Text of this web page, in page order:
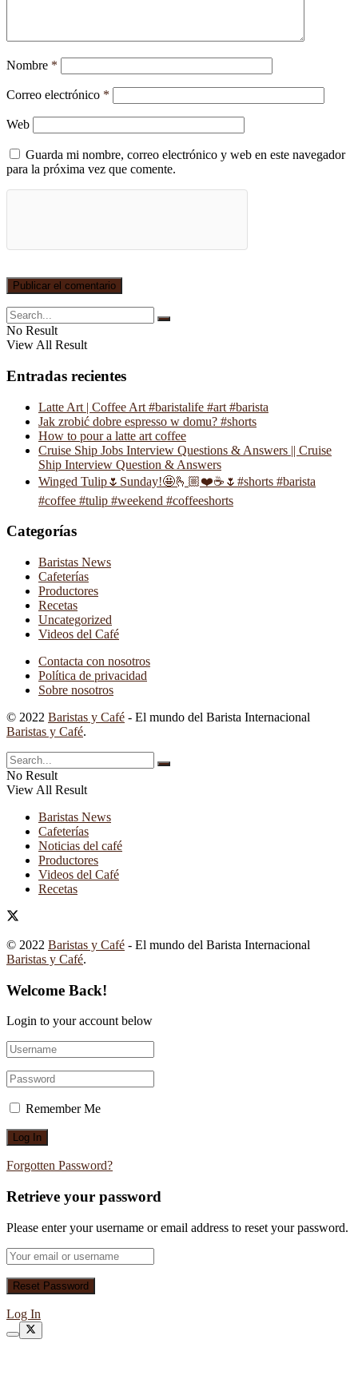
Nombre *
Correo electrónico *
Web
Guarda mi nombre, correo electrónico y web en este navegador
para la próxima vez que comente.
No Result
View All Result
Entradas recientes
Latte Art | Coffee Art #baristalife #art #barista
Jak zrobić dobre espresso w domu? #shorts
How to pour a latte art coffee
Cruise Ship Jobs Interview Questions & Answers || Cruise
Ship Interview Question & Answers
Winged Tulip🌷Sunday!🤩🫰🏼❤️☕️🌷#shorts #barista
#coffee #tulip #weekend #coffeeshorts
Categorías
Baristas News
Cafeterías
Productores
Recetas
Uncategorized
Videos del Café
Contacta con nosotros
Política de privacidad
Sobre nosotros
© 2022 Baristas y Café - El mundo del Barista Internacional
Baristas y Café.
No Result
View All Result
Baristas News
Cafeterías
Noticias del café
Productores
Videos del Café
Recetas
© 2022 Baristas y Café - El mundo del Barista Internacional
Baristas y Café.
Welcome Back!
Login to your account below
Remember Me
Forgotten Password?
Retrieve your password
Please enter your username or email address to reset your password.
Log In